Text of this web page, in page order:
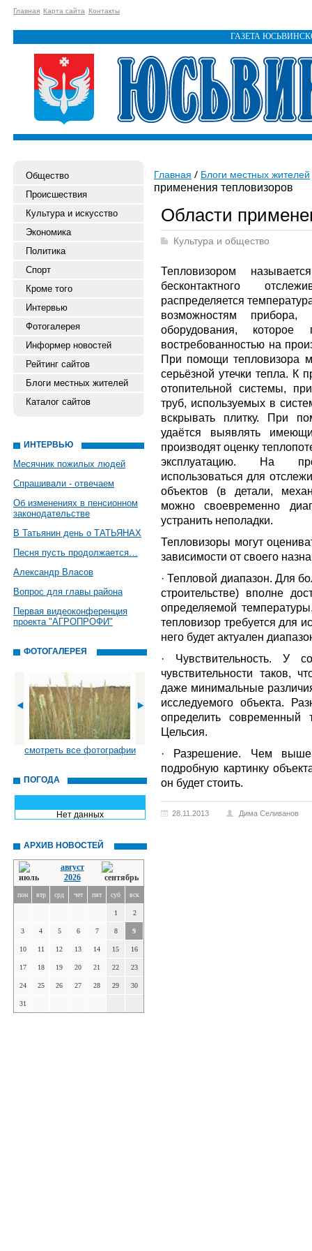
Главная Карта сайта Контакты
ГАЗЕТА
Общество
Происшествия
Культура и искусство
Экономика
Политика
Спорт
Кроме того
Интервью
Фотогалерея
Информер новостей
Рейтинг сайтов
Блоги местных жителей
Каталог сайтов
ИНТЕРВЬЮ
Месячник пожилых людей
Спрашивали - отвечаем
Об изменениях в пенсионном
законодательстве
В Татьянин день о ТАТЬЯНАХ
Песня пусть продолжается…
Александр Власов
Вопрос для главы района
Первая видеоконференция
проекта "АГРОПРОФИ"
ФОТОГАЛЕРЕЯ
смотреть все фотографии
ПОГОДА
Нет данных
АРХИВ НОВОСТЕЙ
август
2026
пон втр срд чет пят суб вск
1 2
3 4 5 6 7 8 9
10 11 12 13 14 15 16
17 18 19 20 21 22 23
24 25 26 27 28 29 30
31
Главная Блоги местных жителей
применения тепловизоров
Области
Культура и общество
Тепловизором
бесконтактного
распределяется
возможностям
оборудования,
востребованностью на
При помощи тепловизора
серьёзной утечки тепла. К
отопительной системы,
труб, используемых в
вскрывать плитку. При
удаётся выявлять
производят оценку
эксплуатацию. На
использоваться для
объектов (в детали,
можно своевременно
устранить неполадки.
Тепловизоры могут
зависимости от своего
· Тепловой диапазон. Для
строительстве) вполне
определяемой
тепловизор требуется для
него будет актуален
· Чувствительность. У
чувствительности таков,
даже минимальные
исследуемого объекта.
определить современный
Цельсия.
· Разрешение. Чем
подробную картинку
он будет стоить.
28.11.2013 Дима Селиванов